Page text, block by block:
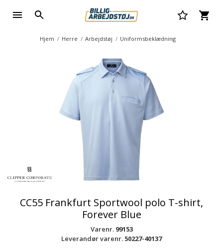
Hjem Herre Arbejdstøj Uniformsbeklædning
CC55 Frankfurt Sportwool polo T-shirt,
Forever Blue
Varenr. 99153
Leverandør varenr. 50227-40137